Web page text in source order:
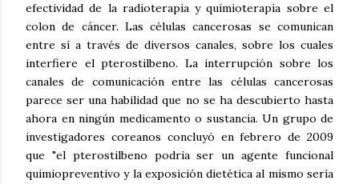
efectividad de la radioterapia y quimioterapia sobre el
colon de cáncer. Las células cancerosas se comunican
entre sí a través de diversos canales, sobre los cuales
interfiere el pterostilbeno. La interrupción sobre los
canales de comunicación entre las células cancerosas
parece ser una habilidad que no se ha descubierto hasta
ahora en ningún medicamento o sustancia. Un grupo de
investigadores coreanos concluyó en febrero de 2009
que "el pterostilbeno podria ser un agente funcional
quimiopreventivo y la exposición dietética al mismo sería